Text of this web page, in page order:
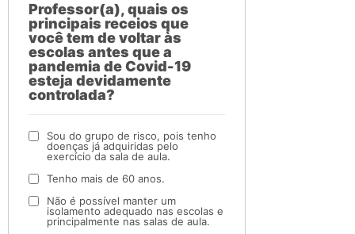
Professor(a), quais os
principais receios que
você tem de voltar às
escolas antes que a
pandemia de Covid-19
esteja devidamente
controlada?
Sou do grupo de risco, pois tenho
doenças já adquiridas pelo
exercício da sala de aula.
Tenho mais de 60 anos.
Não é possível manter um
isolamento adequado nas escolas e
principalmente nas salas de aula.